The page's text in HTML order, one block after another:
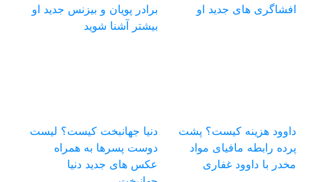
افشاگری های جدید او
برادر پویان و بیزنس جدید او
بیشتر آشنا شوید
داوود هزینه کیست؟ پشت
پرده رابطه مافیای مواد
مخدر با داوود غفاری
دنیا جهانبخت کیست؟ لیست
دوست پسرها به همراه
عکس های جدید دنیا